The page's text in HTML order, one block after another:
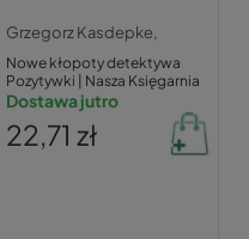
Grzegorz Kasdepke,
Nowe kłopoty detektywa
Pozytywki | Nasza Księgarnia
Dostawa jutro
22,71 zł